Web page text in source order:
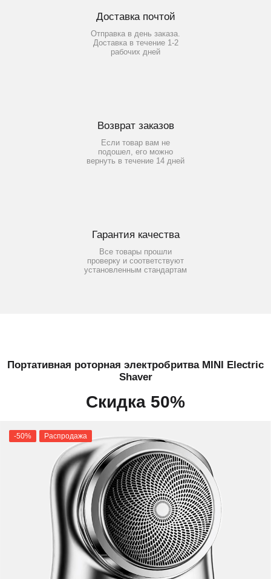
Доставка почтой
Отправка в день заказа.
Доставка в течение 1-2
рабочих дней
Возврат заказов
Если товар вам не
подошел, его можно
вернуть в течение 14 дней
Гарантия качества
Все товары прошли
проверку и соответствуют
установленным стандартам
Портативная роторная электробритва MINI Electric
Shaver
Скидка 50%
-50% Распродажа